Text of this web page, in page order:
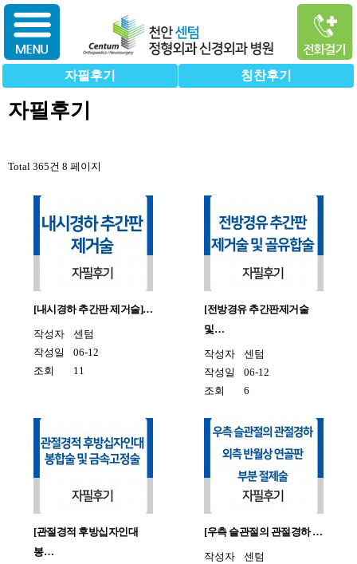
자필후기 칭찬후기
자필후기
Total 365건 8 페이지
[내시경하 추간판 제거술]…
작성자
센텀
작성일
06-12
조회
11
[전방경유 추간판제거술
및…
작성자
센텀
작성일
06-12
조회
6
[관절경적 후방십자인대
봉…
[우측 슬관절의 관절경하 …
작성자
센텀